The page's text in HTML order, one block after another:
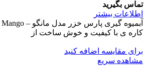
تماس بگیرید
اطلاعات بیشتر
کاره ی با کیفیت و خوش ساخت از
برای مقایسه اضافه کنید
مشاهده سریع